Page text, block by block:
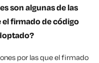
son algunas de las
firmado de código
por las que el firmado